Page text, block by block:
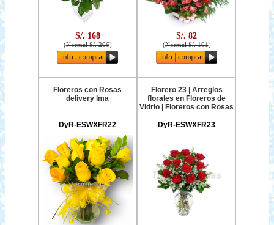
S/. 168
(Normal S/. 206)
S/. 82
(Normal S/. 101)
Floreros con Rosas
delivery lma
DyR-ESWXFR22
Florero 23 | Arreglos
florales en Floreros de
Vidrio | Floreros con Rosas
DyR-ESWXFR23